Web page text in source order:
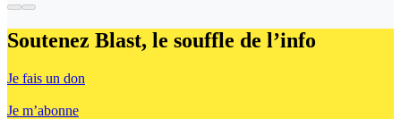
Soutenez Blast, le souffle de l’info
Je fais un don
Je m’abonne